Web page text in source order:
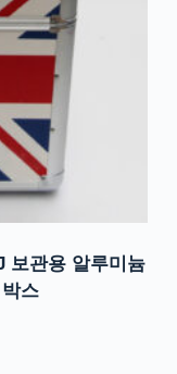
보관용 알루미늄
스